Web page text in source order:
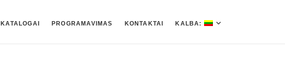
KATALOGAI PROGRAMAVIMAS KONTAKTAI KALBA: